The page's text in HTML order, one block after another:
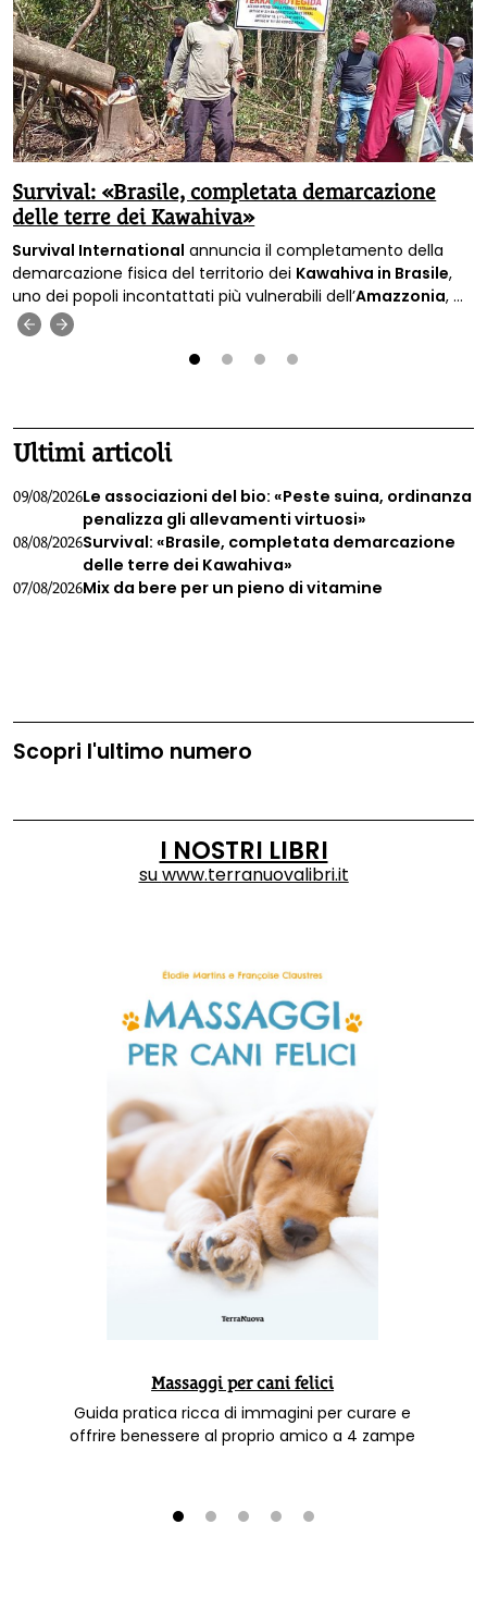
Survival: «Brasile, completata demarcazione
delle terre dei Kawahiva»
Survival International annuncia il completamento della
demarcazione fisica del territorio dei Kawahiva in Brasile,
uno dei popoli incontattati più vulnerabili dell’Amazzonia, a
27 anni dal riconoscimento ufficiale della loro presenza da
parte delle autorità.
Ultimi articoli
09/08/2026Le associazioni del bio: «Peste suina, ordinanza
penalizza gli allevamenti virtuosi»
08/08/2026Survival: «Brasile, completata demarcazione
delle terre dei Kawahiva»
07/08/2026Mix da bere per un pieno di vitamine
Scopri l'ultimo numero
I NOSTRI LIBRI
suwww.terranuovalibri.it
Massaggi per cani felici
Guida pratica ricca di immagini per curare e
offrire benessere al proprio amico a 4 zampe